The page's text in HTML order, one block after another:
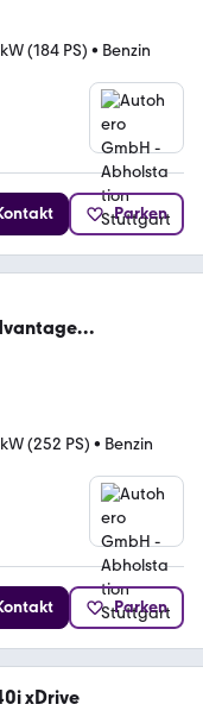
(184 PS) • Benzin
Parken
(252 PS) • Benzin
Parken
xDrive